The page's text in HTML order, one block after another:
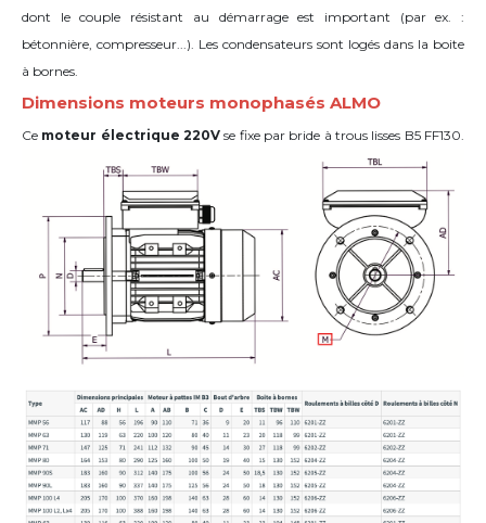
dont le couple résistant au démarrage est important (par ex. :
bétonnière, compresseur...). Les condensateurs sont logés dans la boite
à bornes.
Dimensions moteurs monophasés ALMO
Ce moteur électrique 220V se fixe par bride à trous lisses B5 FF130.